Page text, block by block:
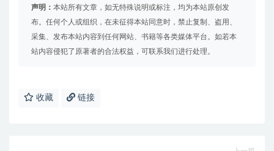
声明： 本站所有文章，如无特殊说明或标注，均为本站原创发
布。任何个人或组织，在未征得本站同意时，禁止复制、盗用、
采集、发布本站内容到任何网站、书籍等各类媒体平台。如若本
站内容侵犯了原著者的合法权益，可联系我们进行处理。
收藏 链接